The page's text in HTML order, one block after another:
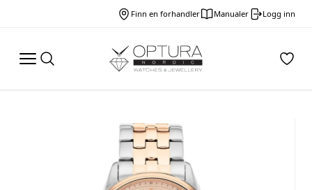
Finn en forhandler Manualer Logg inn